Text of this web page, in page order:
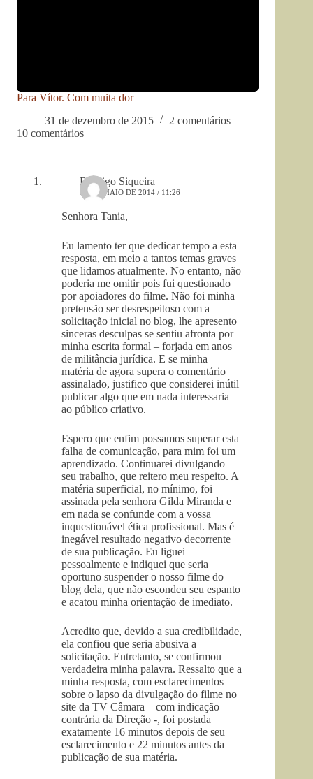
Para Vítor. Com muita dor
31 de dezembro de 2015
2 comentários
10 comentários
Rodrigo Siqueira
14 DE MAIO DE 2014 / 11:26
Senhora Tania,
Eu lamento ter que dedicar tempo a esta
resposta, em meio a tantos temas graves
que lidamos atualmente. No entanto, não
poderia me omitir pois fui questionado
por apoiadores do filme. Não foi minha
pretensão ser desrespeitoso com a
solicitação inicial no blog, lhe apresento
sinceras desculpas se sentiu afronta por
minha escrita formal – forjada em anos
de militância jurídica. E se minha
matéria de agora supera o comentário
assinalado, justifico que considerei inútil
publicar algo que em nada interessaria
ao público criativo.
Espero que enfim possamos superar esta
falha de comunicação, para mim foi um
aprendizado. Continuarei divulgando
seu trabalho, que reitero meu respeito. A
matéria superficial, no mínimo, foi
assinada pela senhora Gilda Miranda e
em nada se confunde com a vossa
inquestionável ética profissional. Mas é
inegável resultado negativo decorrente
de sua publicação. Eu liguei
pessoalmente e indiquei que seria
oportuno suspender o nosso filme do
blog dela, que não escondeu seu espanto
e acatou minha orientação de imediato.
Acredito que, devido a sua credibilidade,
ela confiou que seria abusiva a
solicitação. Entretanto, se confirmou
verdadeira minha palavra. Ressalto que a
minha resposta, com esclarecimentos
sobre o lapso da divulgação do filme no
site da TV Câmara – com indicação
contrária da Direção -, foi postada
exatamente 16 minutos depois de seu
esclarecimento e 22 minutos antes da
publicação de sua matéria.